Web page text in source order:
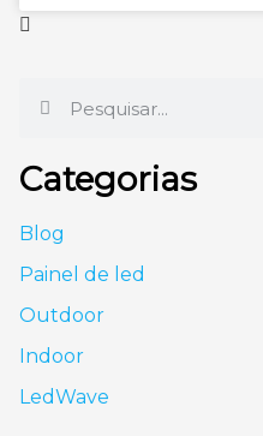
Categorias
Blog
Painel de led
Outdoor
Indoor
LedWave